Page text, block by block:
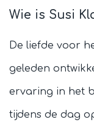
Wie is Susi
De liefde voor
geleden
ervaring in het
tijdens de dag